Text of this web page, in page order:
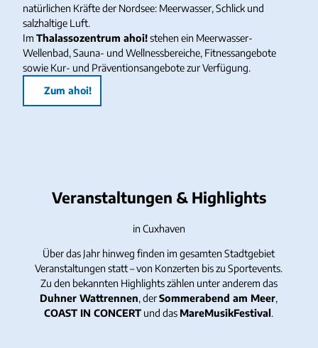
natürlichen Kräfte der Nordsee: Meerwasser, Schlick und
salzhaltige Luft.
Im Thalassozentrum ahoi!stehen ein Meerwasser-
Wellenbad, Sauna- und Wellnessbereiche, Fitnessangebote
sowie Kur- und Präventionsangebote zur Verfügung.
Zum ahoi!
Veranstaltungen & Highlights
in Cuxhaven
Über das Jahr hinweg finden im gesamten Stadtgebiet
Veranstaltungen statt – von Konzerten bis zu Sportevents.
Zu den bekannten Highlights zählen unter anderem das
Duhner Wattrennen, derSommerabend am Meer,
COAST IN CONCERT und das MareMusikFestival.